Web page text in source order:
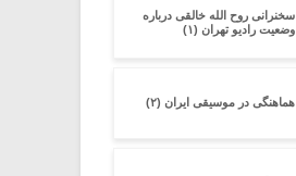
سخنرانی روح الله خالقی درباره
وضعیت رادیو تهران (۱)
هماهنگی در موسیقی ایران (۲)